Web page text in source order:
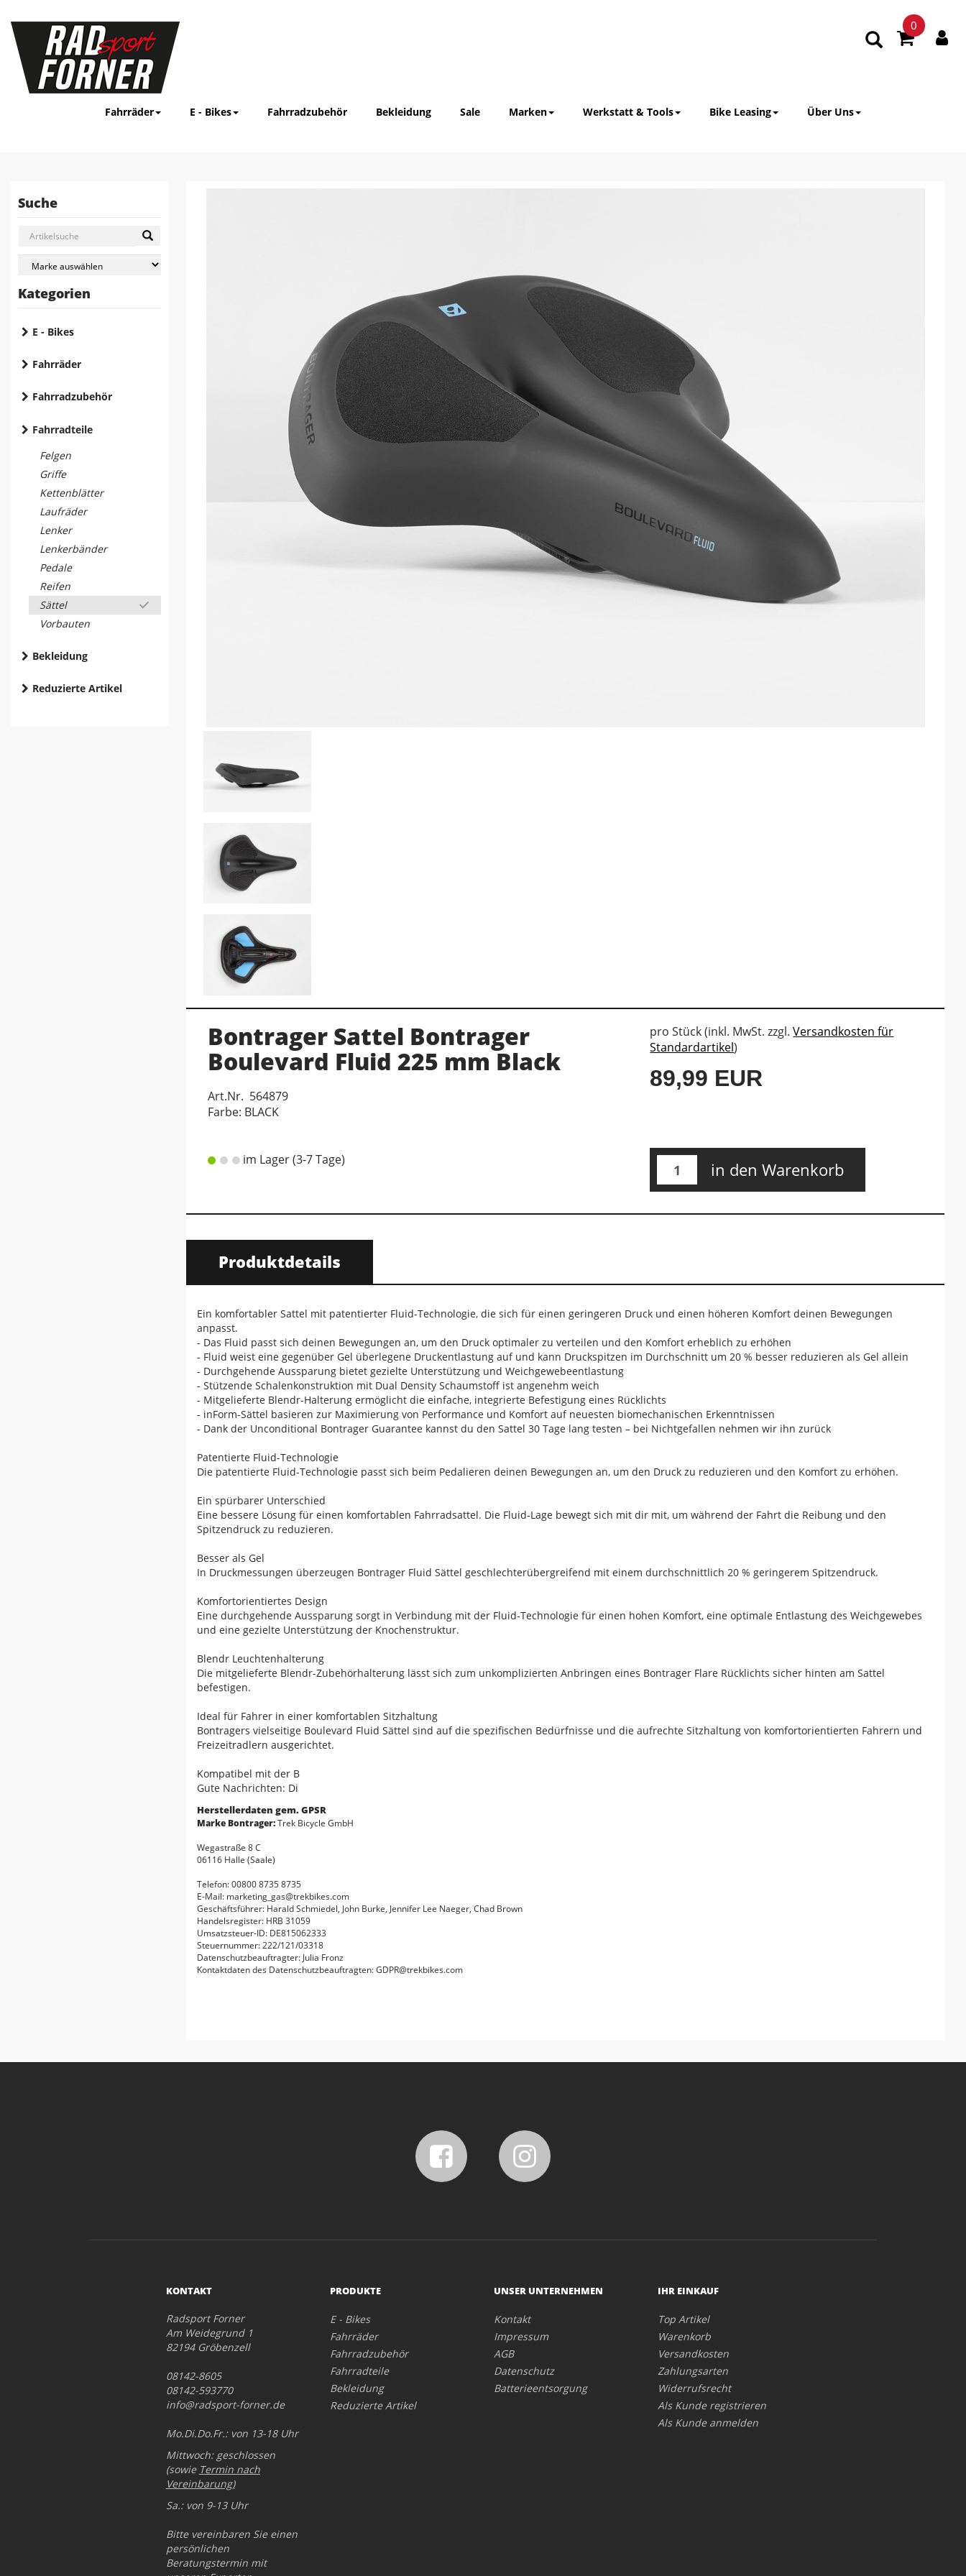
0
Fahrräder E - Bikes Fahrradzubehör Bekleidung Sale Marken Werkstatt & Tools Bike Leasing Über Uns
Suche
Kategorien
E - Bikes
Fahrräder
Fahrradzubehör
Fahrradteile
Felgen
Griffe
Kettenblätter
Laufräder
Lenker
Lenkerbänder
Pedale
Reifen
Sättel
Vorbauten
Bekleidung
Reduzierte Artikel
Bontrager Sattel Bontrager
Boulevard Fluid 225 mm Black
Art.Nr. 564879
Farbe: BLACK
im Lager (3-7 Tage)
pro Stück (inkl. MwSt. zzgl.Versandkosten für
Standardartikel)
89,99 EUR
in den Warenkorb
Produktdetails
Ein komfortabler Sattel mit patentierter Fluid-Technologie, die sich für einen geringeren Druck und einen höheren Komfort deinen Bewegungen
anpasst.
- Das Fluid passt sich deinen Bewegungen an, um den Druck optimaler zu verteilen und den Komfort erheblich zu erhöhen
- Fluid weist eine gegenüber Gel überlegene Druckentlastung auf und kann Druckspitzen im Durchschnitt um 20 % besser reduzieren als Gel allein
- Durchgehende Aussparung bietet gezielte Unterstützung und Weichgewebeentlastung
- Stützende Schalenkonstruktion mit Dual Density Schaumstoff ist angenehm weich
- Mitgelieferte Blendr-Halterung ermöglicht die einfache, integrierte Befestigung eines Rücklichts
- inForm-Sättel basieren zur Maximierung von Performance und Komfort auf neuesten biomechanischen Erkenntnissen
- Dank der Unconditional Bontrager Guarantee kannst du den Sattel 30 Tage lang testen – bei Nichtgefallen nehmen wir ihn zurück
Patentierte Fluid-Technologie
Die patentierte Fluid-Technologie passt sich beim Pedalieren deinen Bewegungen an, um den Druck zu reduzieren und den Komfort zu erhöhen.
Ein spürbarer Unterschied
Eine bessere Lösung für einen komfortablen Fahrradsattel. Die Fluid-Lage bewegt sich mit dir mit, um während der Fahrt die Reibung und den
Spitzendruck zu reduzieren.
Besser als Gel
In Druckmessungen überzeugen Bontrager Fluid Sättel geschlechterübergreifend mit einem durchschnittlich 20 % geringerem Spitzendruck.
Komfortorientiertes Design
Eine durchgehende Aussparung sorgt in Verbindung mit der Fluid-Technologie für einen hohen Komfort, eine optimale Entlastung des Weichgewebes
und eine gezielte Unterstützung der Knochenstruktur.
Blendr Leuchtenhalterung
Die mitgelieferte Blendr-Zubehörhalterung lässt sich zum unkomplizierten Anbringen eines Bontrager Flare Rücklichts sicher hinten am Sattel
befestigen.
Ideal für Fahrer in einer komfortablen Sitzhaltung
Bontragers vielseitige Boulevard Fluid Sättel sind auf die spezifischen Bedürfnisse und die aufrechte Sitzhaltung von komfortorientierten Fahrern und
Freizeitradlern ausgerichtet.
Kompatibel mit der B
Gute Nachrichten: Di
Herstellerdaten gem. GPSR
Marke Bontrager:Trek Bicycle GmbH
Wegastraße 8 C
06116 Halle (Saale)
Telefon: 00800 8735 8735
E-Mail: marketing_gas@trekbikes.com
Geschäftsführer: Harald Schmiedel, John Burke, Jennifer Lee Naeger, Chad Brown
Handelsregister: HRB 31059
Umsatzsteuer-ID: DE815062333
Steuernummer: 222/121/03318
Datenschutzbeauftragter: Julia Fronz
Kontaktdaten des Datenschutzbeauftragten: GDPR@trekbikes.com
KONTAKT
Radsport Forner
Am Weidegrund 1
82194 Gröbenzell
08142-8605
08142-593770
info@radsport-forner.de
Mo.Di.Do.Fr.: von 13-18 Uhr
Mittwoch: geschlossen
(sowie Termin nach
Vereinbarung)
Sa.: von 9-13 Uhr
Bitte vereinbaren Sie einen
persönlichen
Beratungstermin mit
PRODUKTE
E - Bikes
Fahrräder
Fahrradzubehör
Fahrradteile
Bekleidung
Reduzierte Artikel
UNSER UNTERNEHMEN
Kontakt
Impressum
AGB
Datenschutz
Batterieentsorgung
IHR EINKAUF
Top Artikel
Warenkorb
Versandkosten
Zahlungsarten
Widerrufsrecht
Als Kunde registrieren
Als Kunde anmelden